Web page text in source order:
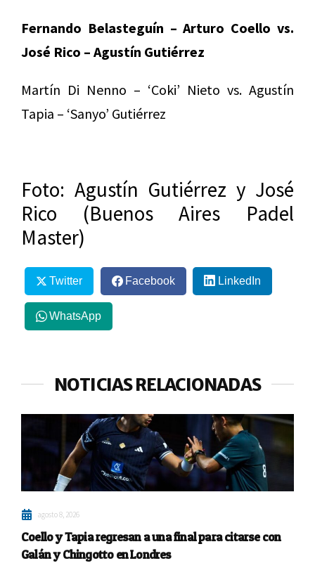
Fernando Belasteguín – Arturo Coello vs.
José Rico – Agustín Gutiérrez
Martín Di Nenno – ‘Coki’ Nieto vs. Agustín
Tapia – ‘Sanyo’ Gutiérrez
Foto: Agustín Gutiérrez y José
Rico (Buenos Aires Padel
Master)
Twitter Facebook LinkedIn
WhatsApp
NOTICIAS RELACIONADAS
agosto 8, 2026
Coello y Tapia regresan a una final para citarse con
Galán y Chingotto en Londres